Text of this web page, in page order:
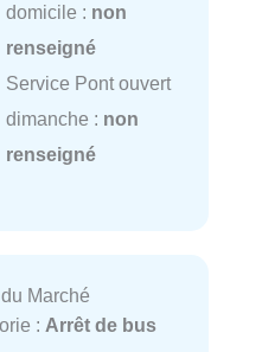
domicile : non
renseigné
Service Pont ouvert
dimanche : non
renseigné
Marché
: Arrêt de bus